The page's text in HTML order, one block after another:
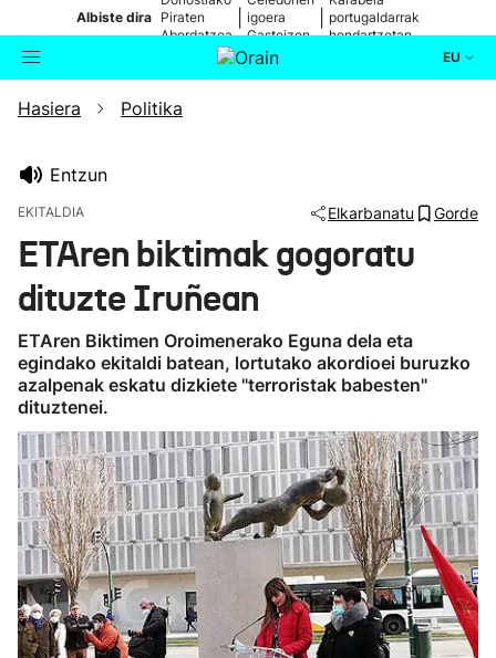
Albiste dira Piraten
Abordatzea
igoera
Gasteizen
portugaldarrak
hondartzetan
EU
Bilatzailea
Ikusmiran
Eguraldia
Hasiera Politika
Entzun
EKITALDIA Elkarbanatu Gorde
ETAren biktimak gogoratu
dituzte Iruñean
ETAren Biktimen Oroimenerako Eguna dela eta
egindako ekitaldi batean, lortutako akordioei buruzko
azalpenak eskatu dizkiete "terroristak babesten"
dituztenei.